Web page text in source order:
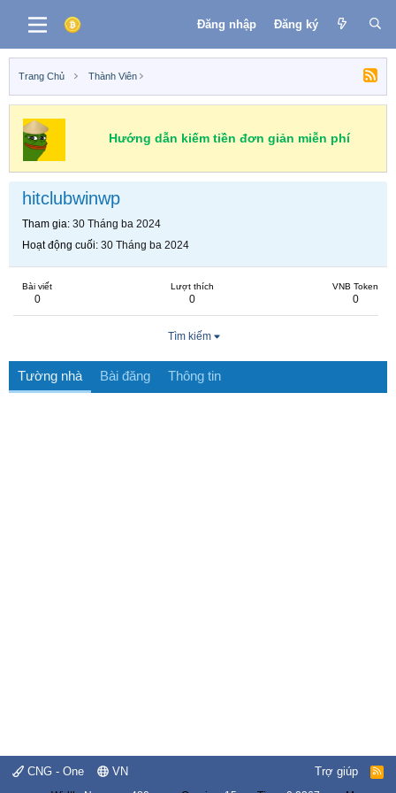
Đăng nhập Đăng ký
Trang Chủ Thành Viên
Hướng dẫn kiếm tiền đơn giản miễn phí
hitclubwinwp
Tham gia 30 Tháng ba 2024
Hoạt động cuối 30 Tháng ba 2024
Bài viết
0
Lượt thích
0
VNB Token
0
Tìm kiếm
Tường nhà Bài đăng Thông tin
CNG - One VN Trợ giúp
R